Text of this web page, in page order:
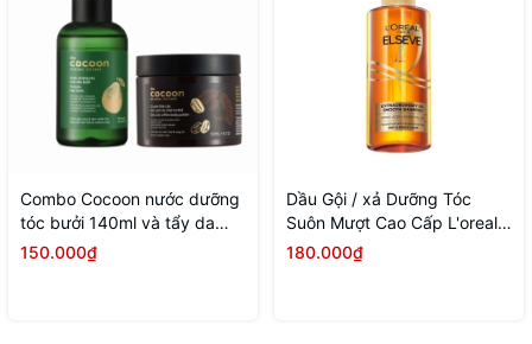
Combo Cocoon nước dưỡng
tóc bưởi 140ml và tẩy da
chết toàn thân cà phê 200ml
150.000₫
Dầu Gội / xả Dưỡng Tóc
Suôn Mượt Cao Cấp L'oreal
Extraordinary Oil Smooth
180.000₫